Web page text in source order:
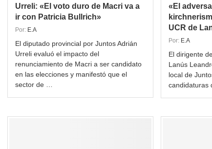
Urreli: «El voto duro de Macri va a
ir con Patricia Bullrich»
Por: E.A
El diputado provincial por Juntos Adrián
Urreli evaluó el impacto del
renunciamiento de Macri a ser candidato
en las elecciones y manifestó que el
sector de …
«El
UCR de
Por: E.A
El dirigente
Lanús
local de
candidaturas